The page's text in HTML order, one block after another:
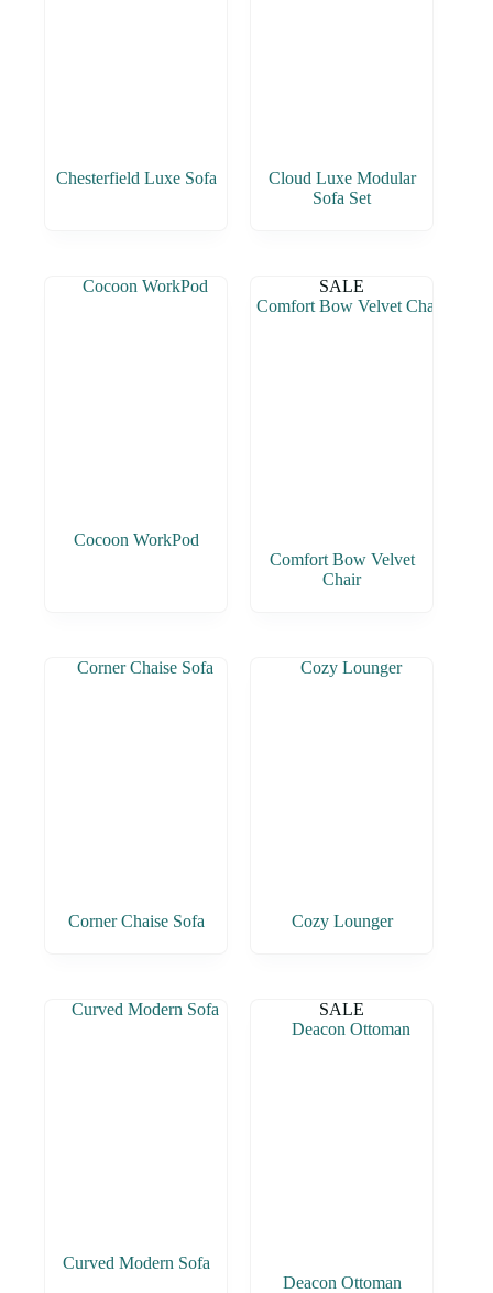
Chesterfield Luxe Sofa
Cloud Luxe Modular
Sofa Set
Cocoon WorkPod
SALE
Comfort Bow Velvet
Chair
Corner Chaise Sofa Cozy Lounger
Curved Modern Sofa
SALE
Deacon Ottoman